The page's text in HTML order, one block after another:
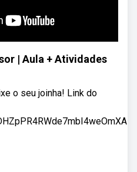
| Aula + Atividades
o seu joinha! Link do